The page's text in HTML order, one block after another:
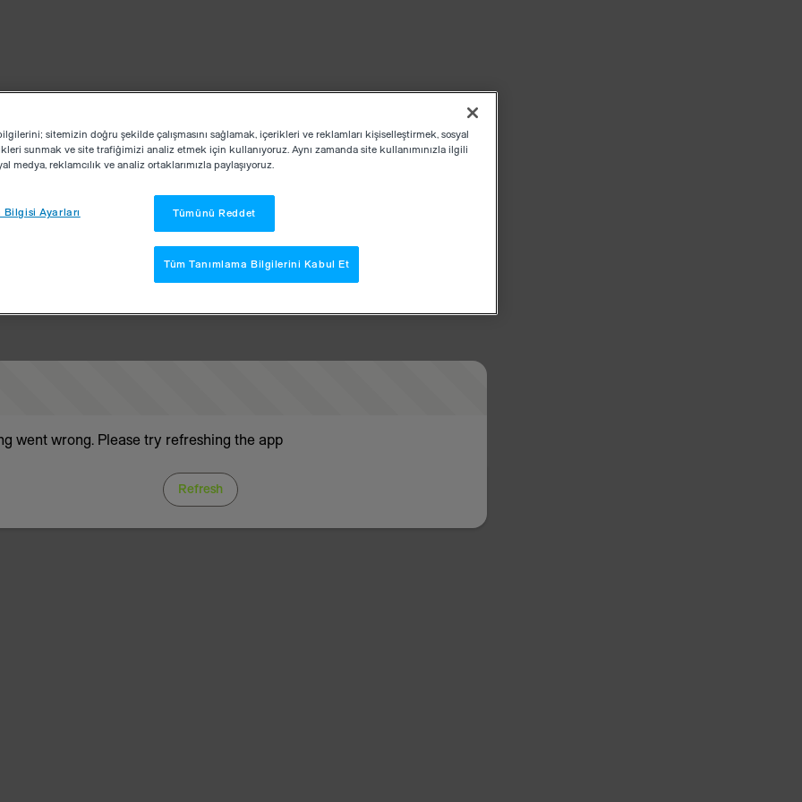
went wrong. Please try refreshing the app
Refresh
bilgilerini; sitemizin doğru şekilde çalışmasını sağlamak, içerikleri ve reklamları kişiselleştirmek, sosyal
sunmak ve site trafiğimizi analiz etmek için kullanıyoruz. Aynı zamanda site kullanımınızla ilgili
medya, reklamcılık ve analiz ortaklarımızla paylaşıyoruz.
Bilgisi Ayarları Tümünü Reddet
Tüm Tanımlama Bilgilerini Kabul Et